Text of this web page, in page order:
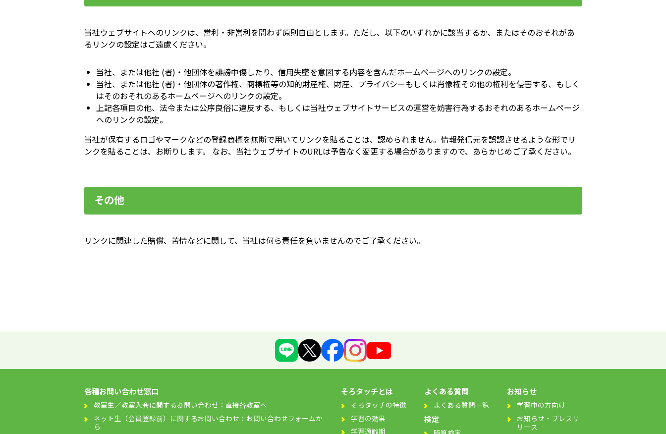
当社ウェブサイトへのリンクは、営利・非営利を問わず原則自由とします。ただし、以下のいずれかに該当するか、またはそのおそれがあ
るリンクの設定はご遠慮ください。
当社、または他社 (者)・他団体を誹謗中傷したり、信用失墜を意図する内容を含んだホームページへのリンクの設定。
当社、または他社 (者)・他団体の著作権、商標権等の知的財産権、財産、プライバシーもしくは肖像権その他の権利を侵害する、もしく
はそのおそれのあるホームページへのリンクの設定。
上記各項目の他、法令または公序良俗に違反する、もしくは当社ウェブサイトサービスの運営を妨害行為するおそれのあるホームページ
へのリンクの設定。
当社が保有するロゴやマークなどの登録商標を無断で用いてリンクを貼ることは、認められません。情報発信元を誤認させるような形でリ
ンクを貼ることは、お断りします。 なお、当社ウェブサイトのURLは予告なく変更する場合がありますので、あらかじめご了承ください。
その他
リンクに関連した賠償、苦情などに関して、当社は何ら責任を負いませんのでご了承ください。
各種お問い合わせ窓口
教室生／教室入会に関するお問い合わせ：直接各教室へ
ネット生（会員登録前）に関するお問い合わせ：お問い合わせフォームか
ら
そろタッチとは
そろタッチの特徴
学習の効果
学習適齢期
よくある質問
よくある質問一覧
検定
お知らせ
学習中の方向け
お知らせ・プレスリ
リース